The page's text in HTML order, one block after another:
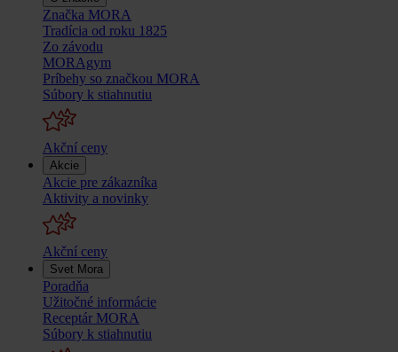
Značka MORA
Tradícia od roku 1825
Zo závodu
MORAgym
Príbehy so značkou MORA
Súbory k stiahnutiu
Akční ceny
Akcie
Akcie pre zákazníka
Aktivity a novinky
Akční ceny
Svet Mora
Poradňa
Užitočné informácie
Receptár MORA
Súbory k stiahnutiu